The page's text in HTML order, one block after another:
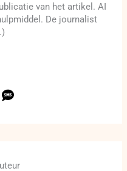
van het artikel. AI
De journalist